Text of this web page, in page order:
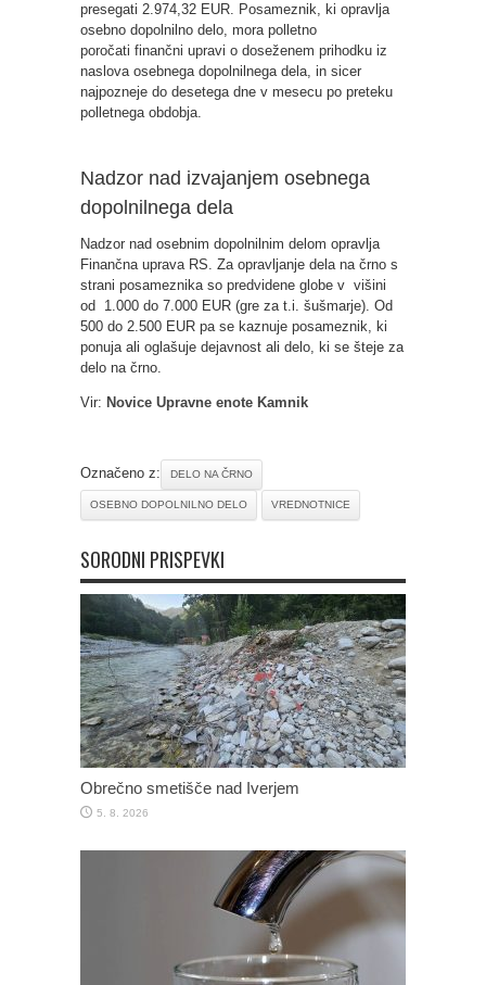
presegati 2.974,32 EUR. Posameznik, ki opravlja
osebno dopolnilno delo, mora polletno
poročati finančni upravi o doseženem prihodku iz
naslova osebnega dopolnilnega dela, in sicer
najpozneje do desetega dne v mesecu po preteku
polletnega obdobja.
Nadzor nad izvajanjem osebnega
dopolnilnega dela
Nadzor nad osebnim dopolnilnim delom opravlja
Finančna uprava RS. Za opravljanje dela na črno s
strani posameznika so predvidene globe v višini
od 1.000 do 7.000 EUR (gre za t.i. šušmarje). Od
500 do 2.500 EUR pa se kaznuje posameznik, ki
ponuja ali oglašuje dejavnost ali delo, ki se šteje za
delo na črno.
Vir: Novice Upravne enote Kamnik
Označeno z: DELO NA ČRNO
OSEBNO DOPOLNILNO DELO VREDNOTNICE
SORODNI PRISPEVKI
Obrečno smetišče nad Iverjem
5. 8. 2026